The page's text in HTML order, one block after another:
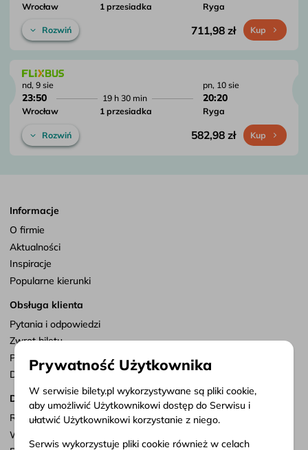
Wrocław
1 przesiadka Ryga
Rozwiń 711,98 zł Kup
nd, 9 sie
23:50
19 h 30 min
Wrocław
1 przesiadka
pn, 10 sie
20:20
Ryga
Rozwiń 582,98 zł Kup
Informacje
O firmie
Aktualności
Inspiracje
Popularne kierunki
Obsługa klienta
Pytania i odpowiedzi
Zwrot biletu
Punkty sprzedaży
Dostosuj zgody
Dokumenty
Regulamin serwisu
Warunki przewozu
Prywatność Użytkownika
W serwisie bilety.pl wykorzystywane są pliki cookie,
aby umożliwić Użytkownikowi dostęp do Serwisu i
ułatwić Użytkownikowi korzystanie z niego.
Serwis wykorzystuje pliki cookie również w celach